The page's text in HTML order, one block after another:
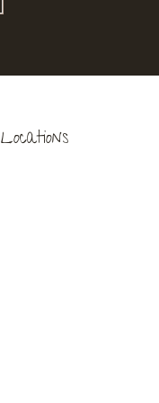
Locations